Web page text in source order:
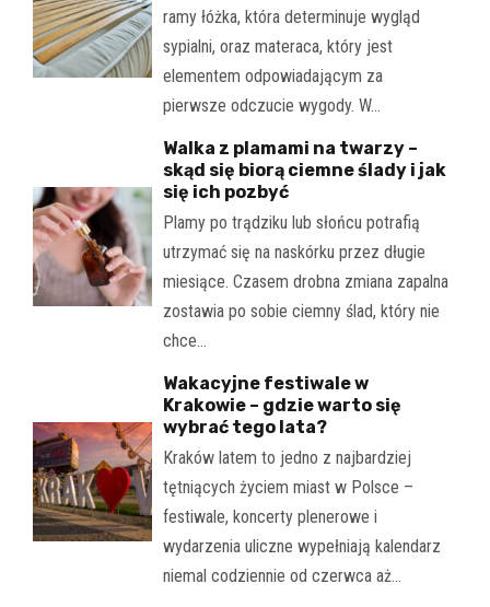
ramy łóżka, która determinuje wygląd
sypialni, oraz materaca, który jest
elementem odpowiadającym za
pierwsze odczucie wygody. W…
Walka z plamami na twarzy –
skąd się biorą ciemne ślady i jak
się ich pozbyć
Plamy po trądziku lub słońcu potrafią
utrzymać się na naskórku przez długie
miesiące. Czasem drobna zmiana zapalna
zostawia po sobie ciemny ślad, który nie
chce…
Wakacyjne festiwale w
Krakowie – gdzie warto się
wybrać tego lata?
Kraków latem to jedno z najbardziej
tętniących życiem miast w Polsce –
festiwale, koncerty plenerowe i
wydarzenia uliczne wypełniają kalendarz
niemal codziennie od czerwca aż…